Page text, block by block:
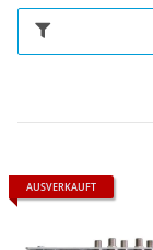
AUSVERKAUFT